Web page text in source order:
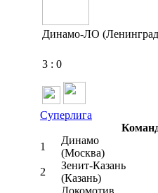
Динамо-ЛО
3 : 0
Суперлига
1
Динамо
(Москва)
2
Зенит-Казань
(Казань)
Локомотив